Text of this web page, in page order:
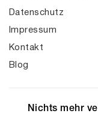
Datenschutz
Impressum
Kontakt
Blog
Nichts mehr